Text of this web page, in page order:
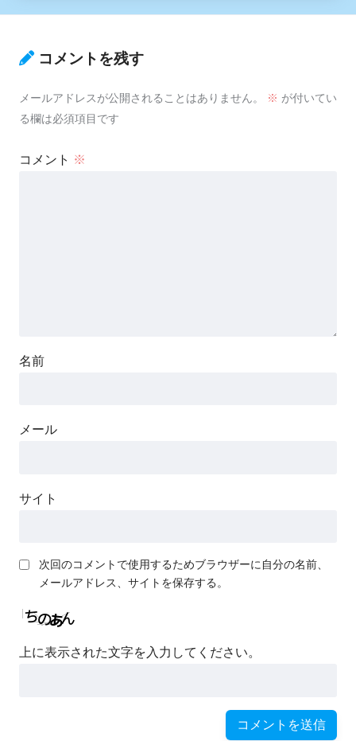
コメントを残す
メールアドレスが公開されることはありません。 ※ が付いてい
る欄は必須項目です
コメント ※
名前
メール
サイト
次回のコメントで使用するためブラウザーに自分の名前、
メールアドレス、サイトを保存する。
上に表示された文字を入力してください。